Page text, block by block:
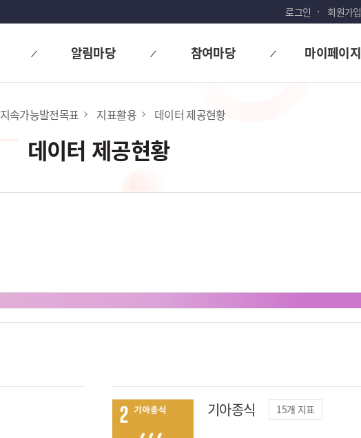
로그인 회원가입
알림마당 참여마당 마이페이지
지속가능발전목표 지표활용 데이터 제공현황
데이터 제공현황
기아종식 15개 지표